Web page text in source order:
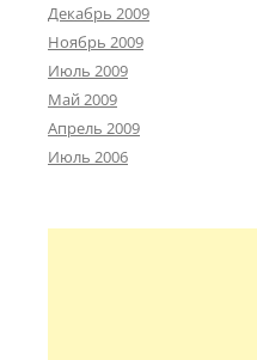
Декабрь 2009
Ноябрь 2009
Июль 2009
Май 2009
Апрель 2009
Июль 2006